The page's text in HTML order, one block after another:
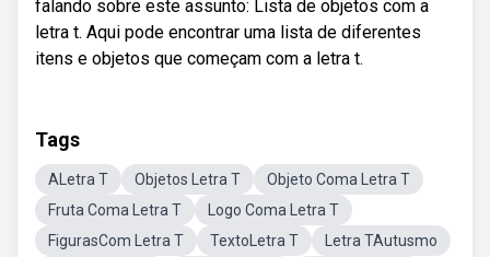
falando sobre este assunto: Lista de objetos com a
letra t. Aqui pode encontrar uma lista de diferentes
itens e objetos que começam com a letra t.
Tags
ALetra T Objetos Letra T
Objeto Coma Letra T
Fruta Coma Letra T
Logo Coma Letra T
FigurasCom Letra T
TextoLetra T
Letra TAutusmo